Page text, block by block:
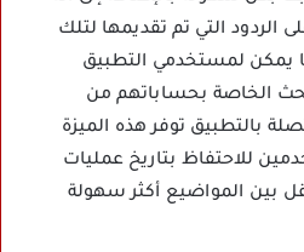
الردود التي تم تقديمها لتلك
يمكن لمستخدمي التطبيق
الخاصة بحساباتهم من
بالتطبيق توفر هذه الميزة
للاحتفاظ بتاريخ عمليات
بين المواضيع أكثر سهولة